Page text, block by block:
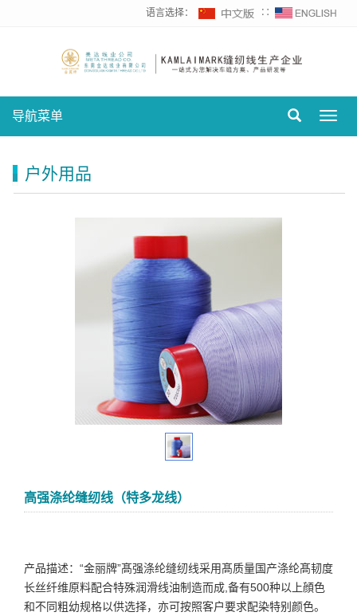
语言选择： ∷
导航菜单
户外用品
高强涤纶缝纫线（特多龙线）
产品描述：“金丽牌”髙强涤纶缝纫线采用髙质量国产涤纶髙韧度
长丝纤维原料配合特殊润滑线油制造而成,备有500种以上顔色
和不同粗幼规格以供选择，亦可按照客户要求配染特别颜色。